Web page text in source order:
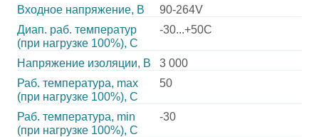
Входное напряжение, В
90-264V
Диап. раб. температур
(при нагрузке 100%), C
-30...+50C
Напряжение изоляции, В
3 000
Раб. температура, max
(при нагрузке 100%), C
50
Раб. температура, min
(при нагрузке 100%), C
-30